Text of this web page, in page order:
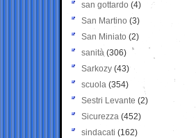
san gottardo (4)
San Martino (3)
San Miniato (2)
sanità (306)
Sarkozy (43)
scuola (354)
Sestri Levante (2)
Sicurezza (452)
sindacati (162)